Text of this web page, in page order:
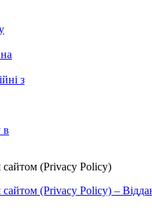
з
в
сайтом (Privacy Policy)
сайтом (Privacy Policy) –